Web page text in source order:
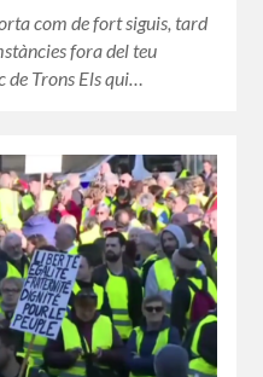
com de fort siguis, tard
fora del teu
Trons Els qui…